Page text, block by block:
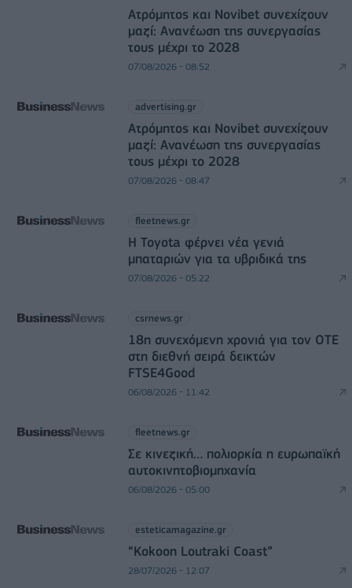
Ατρόμητος και Novibet συνεχίζουν
μαζί: Ανανέωση της συνεργασίας
τους μέχρι το 2028
07/08/2026 - 08:52
advertising.gr
Ατρόμητος και Novibet συνεχίζουν
μαζί: Ανανέωση της συνεργασίας
τους μέχρι το 2028
07/08/2026 - 08:47
fleetnews.gr
Η Toyota φέρνει νέα γενιά
μπαταριών για τα υβριδικά της
07/08/2026 - 05:22
csrnews.gr
18η συνεχόμενη χρονιά για τον ΟΤΕ
στη διεθνή σειρά δεικτών
FTSE4Good
06/08/2026 - 11:42
fleetnews.gr
Σε κινεζική… πολιορκία η ευρωπαϊκή
αυτοκινητοβιομηχανία
06/08/2026 - 05:00
esteticamagazine.gr
“Kokoon Loutraki Coast”
28/07/2026 - 12:07